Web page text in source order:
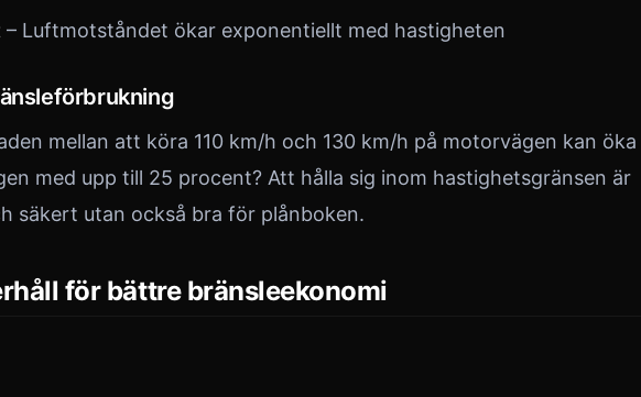
– Luftmotståndet ökar exponentiellt med hastigheten
mellan att köra 110 km/h och 130 km/h på motorvägen kan öka
med upp till 25 procent? Att hålla sig inom hastighetsgränsen är
säkert utan också bra för plånboken.
för bättre bränsleekonomi